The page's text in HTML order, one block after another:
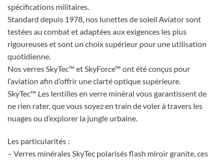
spécifications militaires.
Standard depuis 1978, nos lunettes de soleil Aviator sont
testées au combat et adaptées aux exigences les plus
rigoureuses et sont un choix supérieur pour une utilisation
quotidienne.
Nos verres SkyTec™ et SkyForce™ ont été conçus pour
l’aviation afin d’offrir une clarté optique supérieure.
SkyTec™ Les lentilles en verre minéral vous garantissent de
ne rien rater, que vous soyez en train de voler à travers les
nuages ou d’explorer la jungle urbaine.
Les particularités :
– Verres minérales SkyTec polarisés flash miroir granite, ces